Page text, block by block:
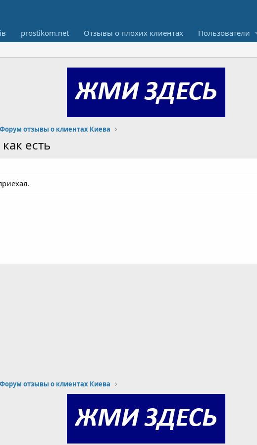
prostikom.net Отзывы о плохих клиентах Пользователи
Форум отзывы о клиентах Киева
есть
Форум отзывы о клиентах Киева